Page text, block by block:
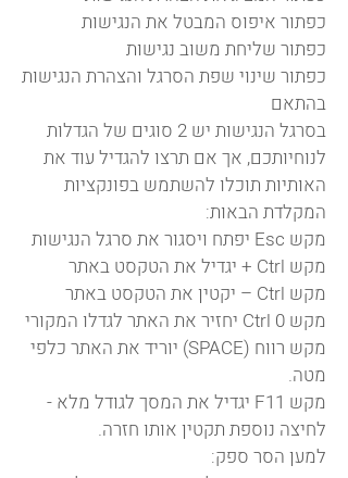
כפתור איפוס המבטל את הנגישות
כפתור שליחת משוב נגישות
כפתור שינוי שפת הסרגל והצהרת הנגישות
בהתאם
בסרגל הנגישות יש 2 סוגים של הגדלות
לנוחיותכם, אך אם תרצו להגדיל עוד את
האותיות תוכלו להשתמש בפונקציות
המקלדת הבאות:
מקש Esc יפתח ויסגור את סרגל הנגישות
מקש Ctrl + יגדיל את הטקסט באתר
מקש Ctrl – יקטין את הטקסט באתר
מקש Ctrl 0 יחזיר את האתר לגדלו המקורי
מקש רווח (SPACE) יוריד את האתר כלפי
מטה.
מקש F11 יגדיל את המסך לגודל מלא -
לחיצה נוספת תקטין אותו חזרה.
למען הסר ספק: